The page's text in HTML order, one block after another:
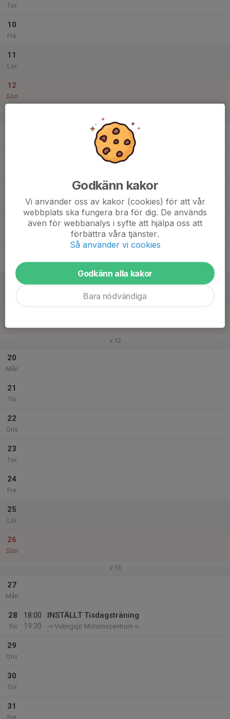
Tor
10
Fre
11
Lör
12
Sön
v.12
20
Mån
21
Tis
22
Ons
23
Tor
24
Fre
25
Lör
26
Sön
v.13
27
Mån
28
Tis
18:00
19:30
INSTÄLLT Tisdagsträning
-> Vidingsjö Motionscentrum <-
29
Ons
30
Tor
31
Fre
Godkänn kakor
Vi använder oss av kakor (cookies) för att vår
webbplats ska fungera bra för dig. De används
även för webbanalys i syfte att hjälpa oss att
förbättra våra tjänster.
Så använder vi cookies
Godkänn alla kakor
Bara nödvändiga